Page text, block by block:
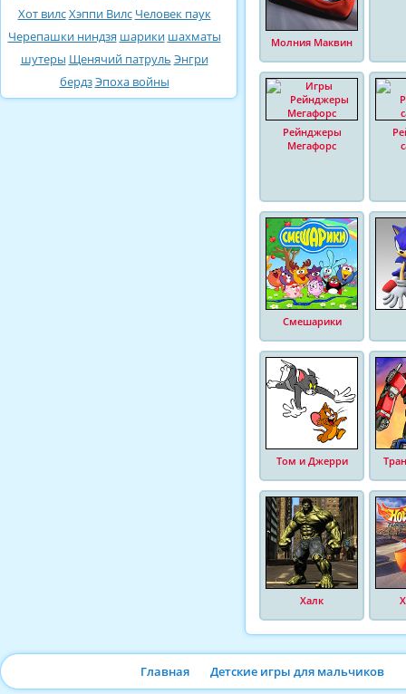
Хот вилсХэппи Вилс Человек паук
Черепашки ниндзя шарики шахматы
шутеры Щенячий патруль Энгри
бердзЭпоха войны
Молния Маквин
Рейнджеры
Мегафорс
Смешарики
Том и Джерри
Халк
Главная Детские игры для мальчиков